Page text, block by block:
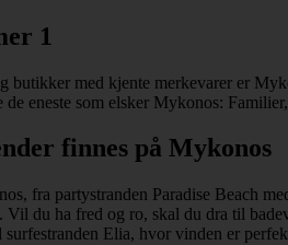
1
butikker med kjente merkevarer er
eneste som elsker Mykonos:
finnes på Mykonos
fra partystranden Paradise Beach
Vil du ha fred og ro, skal du dra til
surfestranden Elia, hvor vinden er